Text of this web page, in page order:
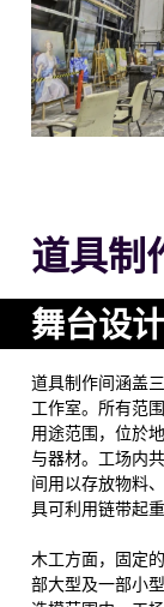
道具制
舞台设
道具制作间涵盖
工作室。所有范
用途范围，位於
与器材。工场内
间用以存放物料
具可利用链带起
木工方面，固定
部大型及一部小